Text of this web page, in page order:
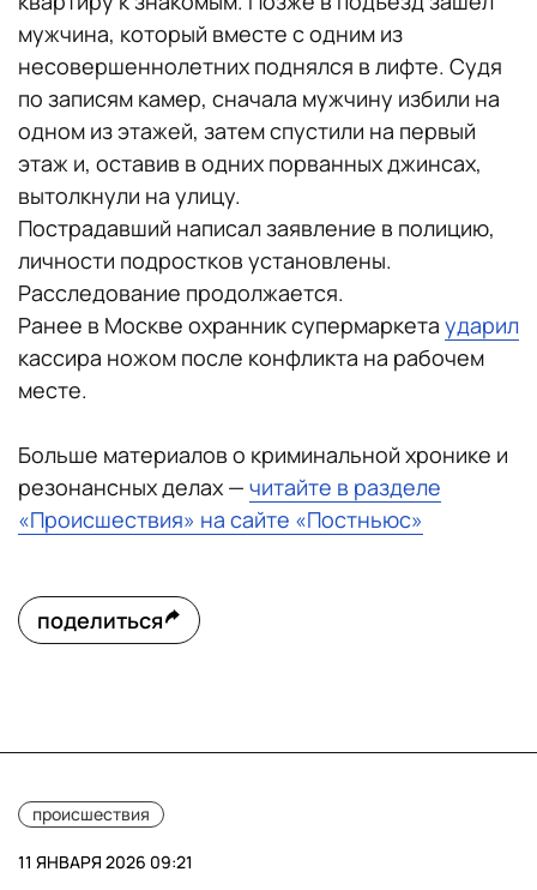
мужчина, который вместе с одним из
несовершеннолетних поднялся в лифте. Судя
по записям камер, сначала мужчину избили на
одном из этажей, затем спустили на первый
этаж и, оставив в одних порванных джинсах,
вытолкнули на улицу.
Пострадавший написал заявление в полицию,
личности подростков установлены.
Расследование продолжается.
Ранее в Москве охранник супермаркета ударил
кассира ножом после конфликта на рабочем
месте.
Больше материалов о криминальной хронике и
резонансных делах — читайте в разделе
«Происшествия» на сайте «Постньюс»
поделиться
происшествия
11 ЯНВАРЯ 2026 09:21